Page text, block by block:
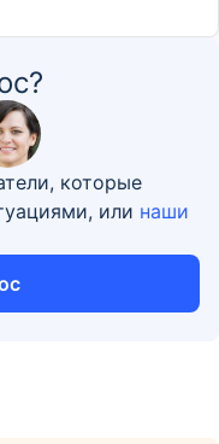
которые
или наши